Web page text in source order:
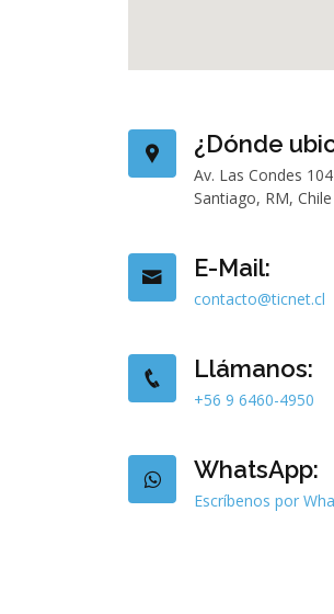
¿Dónde
Av. Las Condes
Santiago, RM, Chile
E-Mail:
contacto@ticnet.cl
Llámanos:
+56 9 6460-4950
WhatsApp:
Escríbenos por